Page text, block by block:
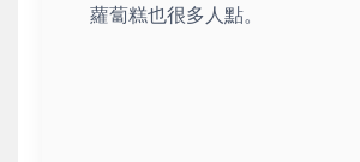
蘿蔔糕也很多人點。